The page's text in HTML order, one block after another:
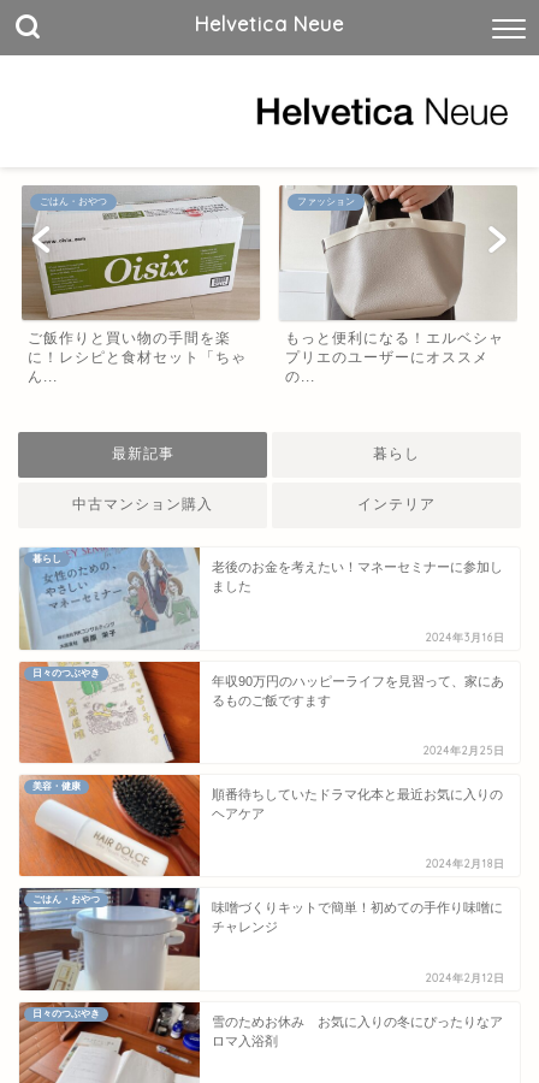
Helvetica Neue
ごはん・おやつ
ご飯作りと買い物の手間を楽
に！レシピと食材セット「ちゃ
ん...
ファッション
もっと便利になる！エルベシャ
プリエのユーザーにオススメ
の...
最新記事 暮らし
中古マンション購入 インテリア
暮らし
老後のお金を考えたい！マネーセミナーに参加し
ました
2024年3月16日
日々のつぶやき
年収90万円のハッピーライフを見習って、家にあ
るものご飯ですます
2024年2月25日
美容・健康
順番待ちしていたドラマ化本と最近お気に入りの
ヘアケア
2024年2月18日
ごはん・おやつ
味噌づくりキットで簡単！初めての手作り味噌に
チャレンジ
2024年2月12日
日々のつぶやき
雪のためお休み お気に入りの冬にぴったりなア
ロマ入浴剤